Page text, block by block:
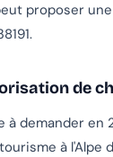
proposer
de
à demander
à l'Alpe